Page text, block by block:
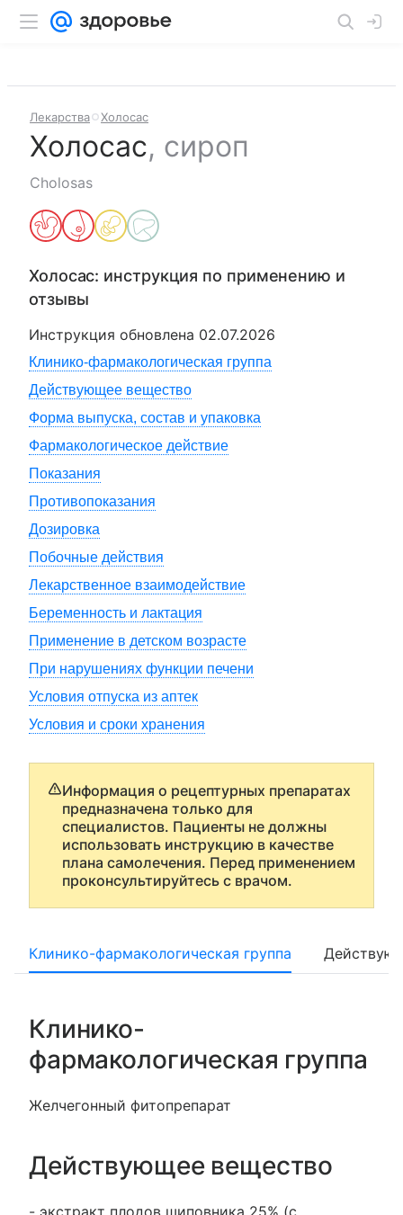
Лекарства Холосас
Холосас, сироп
Cholosas
Холосас: инструкция по применению и
отзывы
Инструкция обновлена 02.07.2026
Клинико-фармакологическая группа
Действующее вещество
Форма выпуска, состав и упаковка
Фармакологическое действие
Показания
Противопоказания
Дозировка
Побочные действия
Лекарственное взаимодействие
Беременность и лактация
Применение в детском возрасте
При нарушениях функции печени
Условия отпуска из аптек
Условия и сроки хранения
Информация о рецептурных препаратах
предназначена только для
специалистов. Пациенты не должны
использовать инструкцию в качестве
плана самолечения. Перед применением
проконсультируйтесь с врачом.
Клинико-фармакологическая группа
Клинико-
фармакологическая группа
Желчегонный фитопрепарат
Действующее вещество
- экстракт плодов шиповника 25% (с